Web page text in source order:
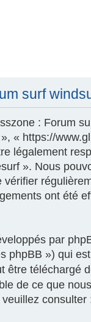
surf
: Forum
« https://
légalement
». Nous
vérifier
ont été
par
phpBB ») qui
être téléchargé
de ce que
consulter